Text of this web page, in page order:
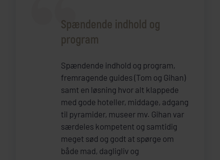
Spændende indhold og
program
Spændende indhold og program,
fremragende guides (Tom og Gihan)
samt en løsning hvor alt klappede
med gode hoteller, middage, adgang
til pyramider, museer mv. Gihan var
særdeles kompetent og samtidig
meget sød og godt at spørge om
både mad, dagligliv og